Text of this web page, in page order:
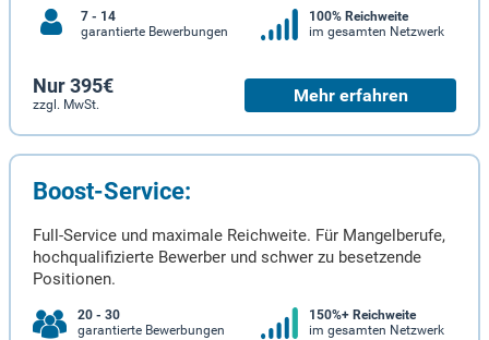
7 - 14
garantierte Bewerbungen
100% Reichweite
im gesamten Netzwerk
Nur 395€
zzgl. MwSt. Mehr erfahren
Boost-Service:
Full-Service und maximale Reichweite. Für Mangelberufe,
hochqualifizierte Bewerber und schwer zu besetzende
Positionen.
20 - 30
garantierte Bewerbungen
150%+ Reichweite
im gesamten Netzwerk